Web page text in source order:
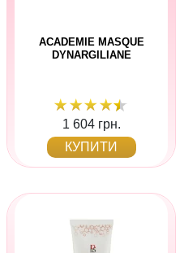
ACADEMIE MASQUE
DYNARGILIANE
1 604 грн.
КУПИТИ